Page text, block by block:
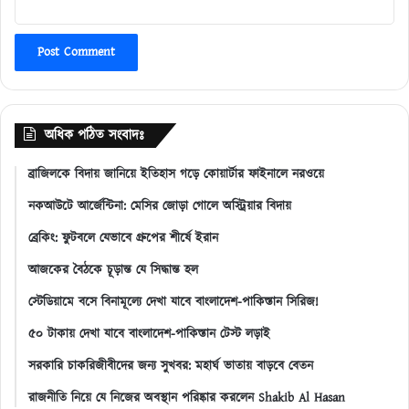
অধিক পঠিত সংবাদঃ
ব্রাজিলকে বিদায় জানিয়ে ইতিহাস গড়ে কোয়ার্টার ফাইনালে নরওয়ে
নকআউটে আর্জেন্টিনা: মেসির জোড়া গোলে অস্ট্রিয়ার বিদায়
ব্রেকিং: ফুটবলে যেভাবে গ্রুপের শীর্ষে ইরান
আজকের বৈঠকে চূড়ান্ত যে সিদ্ধান্ত হল
স্টেডিয়ামে বসে বিনামূল্যে দেখা যাবে বাংলাদেশ-পাকিস্তান সিরিজ!
৫০ টাকায় দেখা যাবে বাংলাদেশ-পাকিস্তান টেস্ট লড়াই
সরকারি চাকরিজীবীদের জন্য সুখবর: মহার্ঘ ভাতায় বাড়বে বেতন
রাজনীতি নিয়ে যে নিজের অবস্থান পরিষ্কার করলেন Shakib Al Hasan